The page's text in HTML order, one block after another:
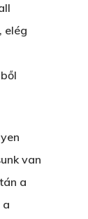
elég
van
a
a